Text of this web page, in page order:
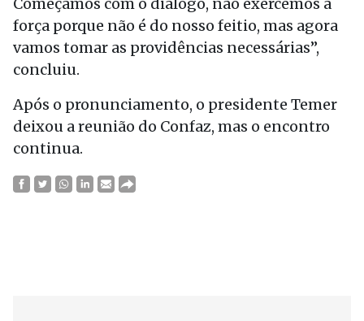
força porque não é do nosso feitio, mas agora
vamos tomar as providências necessárias”,
concluiu.
Após o pronunciamento, o presidente Temer
deixou a reunião do Confaz, mas o encontro
continua.